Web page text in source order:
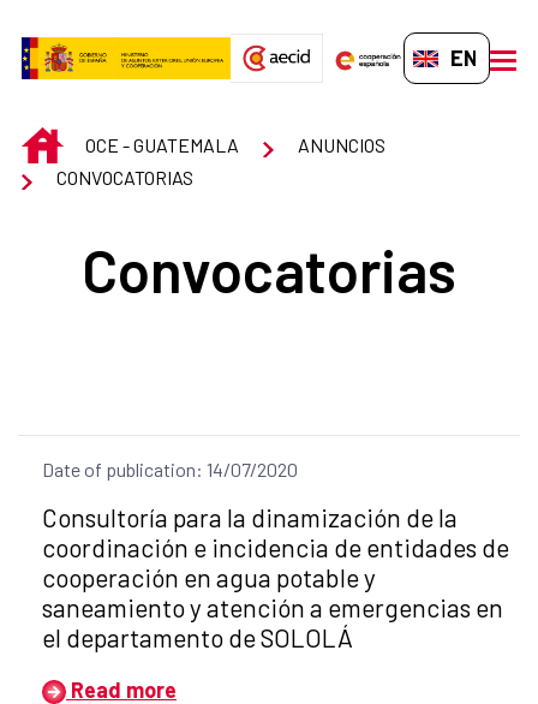
EN-GB
INICIOOCE - GUATEMALA
ANUNCIOS
CONVOCATORIAS
Convocatorias
Date of publication: 14/07/2020
Title of the announcement:
Consultoría para la dinamización de la
coordinación e incidencia de entidades de
cooperación en agua potable y
saneamiento y atención a emergencias en
el departamento de SOLOLÁ
Read more